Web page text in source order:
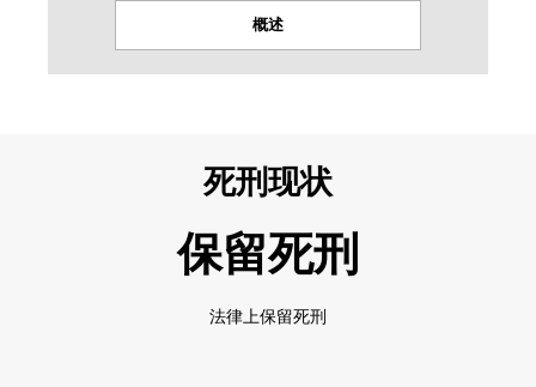
概述
死刑现状
保留死刑
法律上保留死刑